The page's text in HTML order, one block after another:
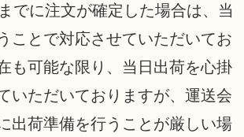
でに注文が確定した場合は、当
ことで対応させていただいてお
も可能な限り、当日出荷を心掛
いただいておりますが、運送会
出荷準備を行うことが厳しい場